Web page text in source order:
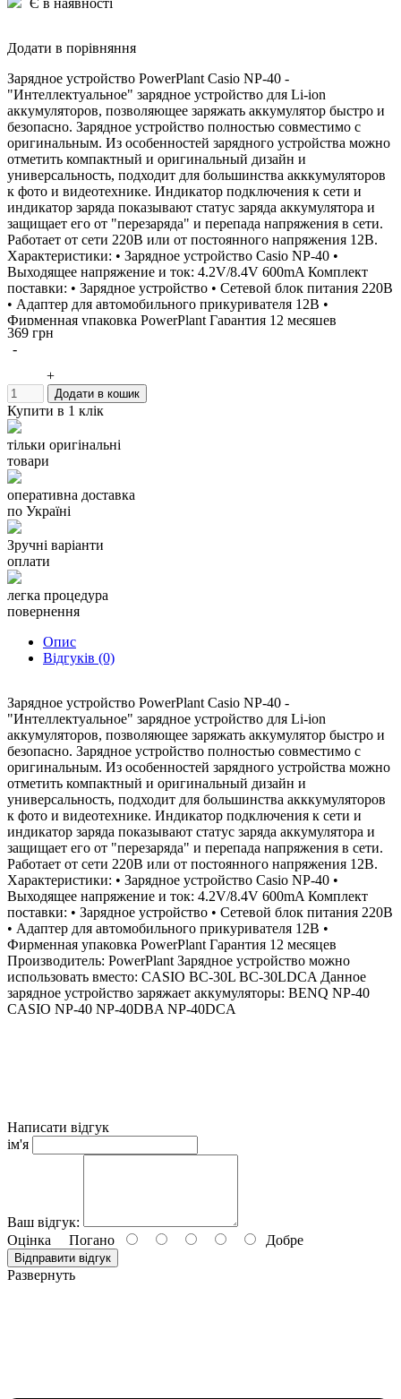
Додати в порівняння
Зарядное устройство PowerPlant Casio NP-40 -
"Интеллектуальное" зарядное устройство для Li-ion
аккумуляторов, позволяющее заряжать аккумулятор быстро и
безопасно. Зарядное устройство полностью совместимо с
оригинальным. Из особенностей зарядного устройства можно
отметить компактный и оригинальный дизайн и
универсальность, подходит для большинства акккумуляторов
к фото и видеотехнике. Индикатор подключения к сети и
индикатор заряда показывают статус заряда аккумулятора и
защищает его от "перезаряда" и перепада напряжения в сети.
Работает от сети 220В или от постоянного напряжения 12В.
Характеристики: • Зарядное устройство Casio NP-40 •
Выходящее напряжение и ток: 4.2V/8.4V 600mA Комплект
поставки: • Зарядное устройство • Сетевой блок питания 220В
• Адаптер для автомобильного прикуривателя 12В •
Фирменная упаковка PowerPlant Гарантия 12 месяцев
Производитель: PowerPlant Зарядное устройство можно
использовать вместо: CASIO BC-30L BC-30LDCA Данное
зарядное устройство заряжает аккумуляторы: BENQ NP-40
CASIO NP-40 NP-40DBA NP-40DCA
369 грн
-
+
Додати в кошик
Купити в 1 клік
тільки оригінальні
товари
оперативна доставка
по Україні
Зручні варіанти
оплати
легка процедура
повернення
Опис
Відгуків (0)
Зарядное устройство PowerPlant Casio NP-40 -
"Интеллектуальное" зарядное устройство для Li-ion
аккумуляторов, позволяющее заряжать аккумулятор быстро и
безопасно. Зарядное устройство полностью совместимо с
оригинальным. Из особенностей зарядного устройства можно
отметить компактный и оригинальный дизайн и
универсальность, подходит для большинства акккумуляторов
к фото и видеотехнике. Индикатор подключения к сети и
индикатор заряда показывают статус заряда аккумулятора и
защищает его от "перезаряда" и перепада напряжения в сети.
Работает от сети 220В или от постоянного напряжения 12В.
Характеристики: • Зарядное устройство Casio NP-40 •
Выходящее напряжение и ток: 4.2V/8.4V 600mA Комплект
поставки: • Зарядное устройство • Сетевой блок питания 220В
• Адаптер для автомобильного прикуривателя 12В •
Фирменная упаковка PowerPlant Гарантия 12 месяцев
Производитель: PowerPlant Зарядное устройство можно
использовать вместо: CASIO BC-30L BC-30LDCA Данное
зарядное устройство заряжает аккумуляторы: BENQ NP-40
CASIO NP-40 NP-40DBA NP-40DCA
Написати відгук
ім'я
Ваш відгук:
Оцінка Погано Добре
Відправити відгук
Развернуть